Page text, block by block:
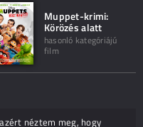
Muppet-krimi:
Körözés alatt
hasonló kategóriájú
film
néztem meg, hogy